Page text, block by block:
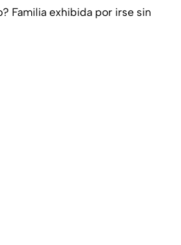
Familia exhibida por irse sin